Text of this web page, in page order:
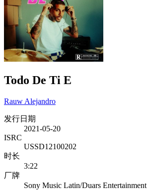
Todo De Ti E
Rauw Alejandro
发行日期
2021-05-20
ISRC
USSD12100202
时长
3:22
厂牌
Sony Music Latin/Duars Entertainment